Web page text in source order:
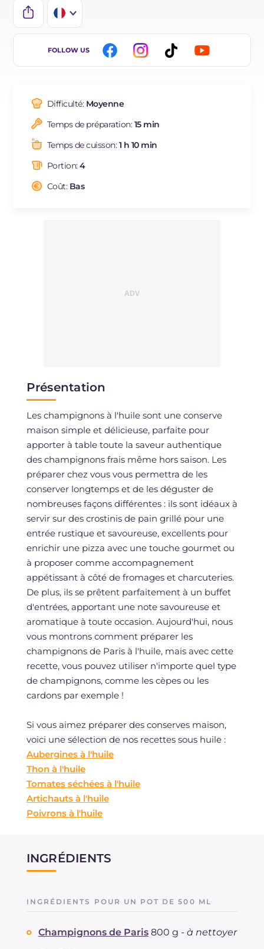
IT
ES
BR
NL
FOLLOW US
Difficulté: Moyenne
Temps de préparation:15 min
Temps de cuisson:1 h 10 min
Portion:4
Coût: Bas
Présentation
Les champignons à l'huile sont une conserve
maison simple et délicieuse, parfaite pour
apporter à table toute la saveur authentique
des champignons frais même hors saison. Les
préparer chez vous vous permettra de les
conserver longtemps et de les déguster de
nombreuses façons différentes : ils sont idéaux à
servir sur des crostinis de pain grillé pour une
entrée rustique et savoureuse, excellents pour
enrichir une pizza avec une touche gourmet ou
à proposer comme accompagnement
appétissant à côté de fromages et charcuteries.
De plus, ils se prêtent parfaitement à un buffet
d'entrées, apportant une note savoureuse et
aromatique à toute occasion. Aujourd'hui, nous
vous montrons comment préparer les
champignons de Paris à l'huile, mais avec cette
recette, vous pouvez utiliser n'importe quel type
de champignons, comme les cèpes ou les
cardons par exemple !
Si vous aimez préparer des conserves maison,
voici une sélection de nos recettes sous huile :
Aubergines à l'huile
Thon à l'huile
Tomates séchées à l'huile
Artichauts à l'huile
Poivrons à l'huile
INGRÉDIENTS
INGRÉDIENTS POUR UN POT DE 500 ML
Champignons de Paris 800 g - à nettoyer